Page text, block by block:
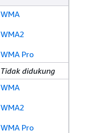
WMA
WMA2
WMA Pro
Tidak didukung
WMA
WMA2
WMA Pro